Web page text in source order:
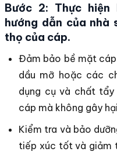
Bước 2: Thực
hướng dẫn của nhà
thọ của cáp.
Đảm bảo bề mặt cáp
dầu mỡ hoặc các
dụng cụ và chất tẩy
cáp mà không gây
Kiểm tra và bảo
tiếp xúc tốt và giảm